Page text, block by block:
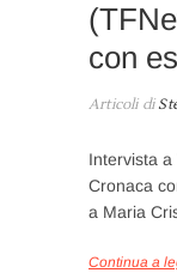
con
Articoli di
Intervista
Cronaca
a Maria
Continua a